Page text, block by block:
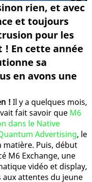
rien, et avec
et toujours
pour les
En cette année
sa
en avons une
! Il y a quelques mois,
fait savoir que M6
dans le Native
Advertising, le
matière. Puis, début
M6 Exchange, une
vidéo et display,
attentes du jeune